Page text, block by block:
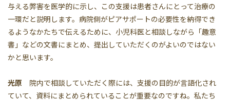
与える弊害を医学的に示し、この支援は患者さんにとって治療の
一環だと説明します。病院側がピアサポートの必要性を納得でき
るようなかたちで伝えるために、小児科医と相談しながら「趣意
書」などの文書にまとめ、提出していただくのがよいのではない
かと思います。
光原 院内で相談していただく際には、支援の目的が言語化され
ていて、資料にまとめられていることが重要なのですね。私たち